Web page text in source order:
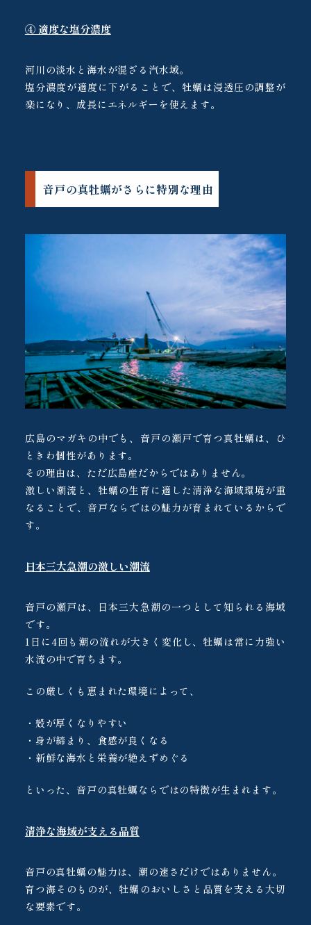
④ 適度な塩分濃度
河川の淡水と海水が混ざる汽水域。
塩分濃度が適度に下がることで、牡蠣は浸透圧の調整が
楽になり、成長にエネルギーを使えます。
音戸の真牡蠣がさらに特別な理由
広島のマガキの中でも、音戸の瀬戸で育つ真牡蠣は、ひ
ときわ個性があります。
その理由は、ただ広島産だからではありません。
激しい潮流と、牡蠣の生育に適した清浄な海域環境が重
なることで、音戸ならではの魅力が育まれているからで
す。
日本三大急潮の激しい潮流
音戸の瀬戸は、日本三大急潮の一つとして知られる海域
です。
1日に4回も潮の流れが大きく変化し、牡蠣は常に力強い
水流の中で育ちます。
この厳しくも恵まれた環境によって、
・殻が厚くなりやすい
・身が締まり、食感が良くなる
・新鮮な海水と栄養が絶えずめぐる
といった、音戸の真牡蠣ならではの特徴が生まれます。
清浄な海域が支える品質
音戸の真牡蠣の魅力は、潮の速さだけではありません。
育つ海そのものが、牡蠣のおいしさと品質を支える大切
な要素です。